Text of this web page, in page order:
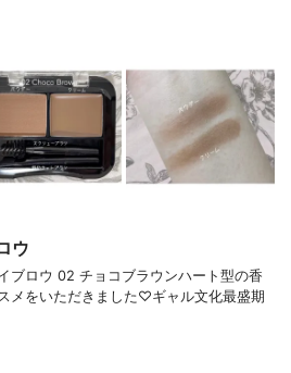
ウ
ブロウ 02 チョコブラウンハート型の香
メをいただきました♡ギャル文化最盛期